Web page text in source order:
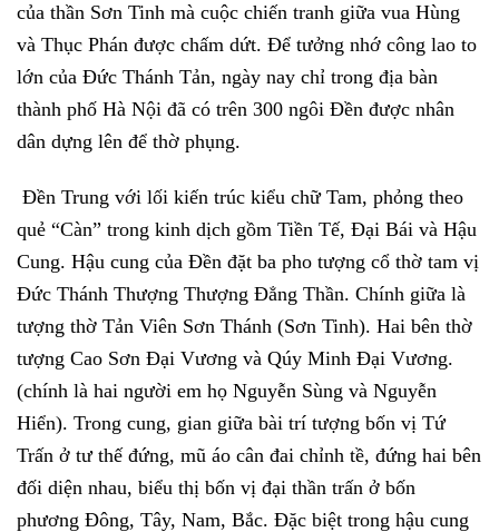
của thần Sơn Tinh mà cuộc chiến tranh giữa vua Hùng
và Thục Phán được chấm dứt. Để tưởng nhớ công lao to
lớn của Đức Thánh Tản, ngày nay chỉ trong địa bàn
thành phố Hà Nội đã có trên 300 ngôi Đền được nhân
dân dựng lên để thờ phụng.
Đền Trung với lối kiến trúc kiểu chữ Tam, phỏng theo
quẻ “Càn” trong kinh dịch gồm Tiền Tế, Đại Bái và Hậu
Cung. Hậu cung của Đền đặt ba pho tượng cổ thờ tam vị
Đức Thánh Thượng Thượng Đẳng Thần. Chính giữa là
tượng thờ Tản Viên Sơn Thánh (Sơn Tinh). Hai bên thờ
tượng Cao Sơn Đại Vương và Qúy Minh Đại Vương.
(chính là hai người em họ Nguyễn Sùng và Nguyễn
Hiển). Trong cung, gian giữa bài trí tượng bốn vị Tứ
Trấn ở tư thế đứng, mũ áo cân đai chỉnh tề, đứng hai bên
đối diện nhau, biểu thị bốn vị đại thần trấn ở bốn
phương Đông, Tây, Nam, Bắc. Đặc biệt trong hậu cung